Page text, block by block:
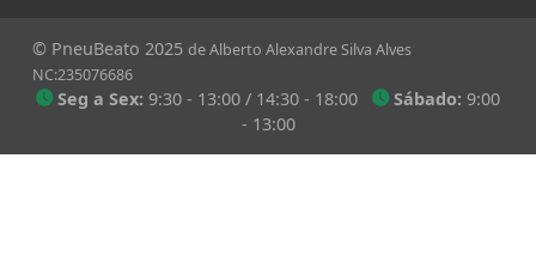
© PneuBeato 2025 de Alberto Alexandre Silva Alves
NC:235076686
Seg a Sex: 9:30 - 13:00 / 14:30 - 18:00 Sábado: 9:00
- 13:00